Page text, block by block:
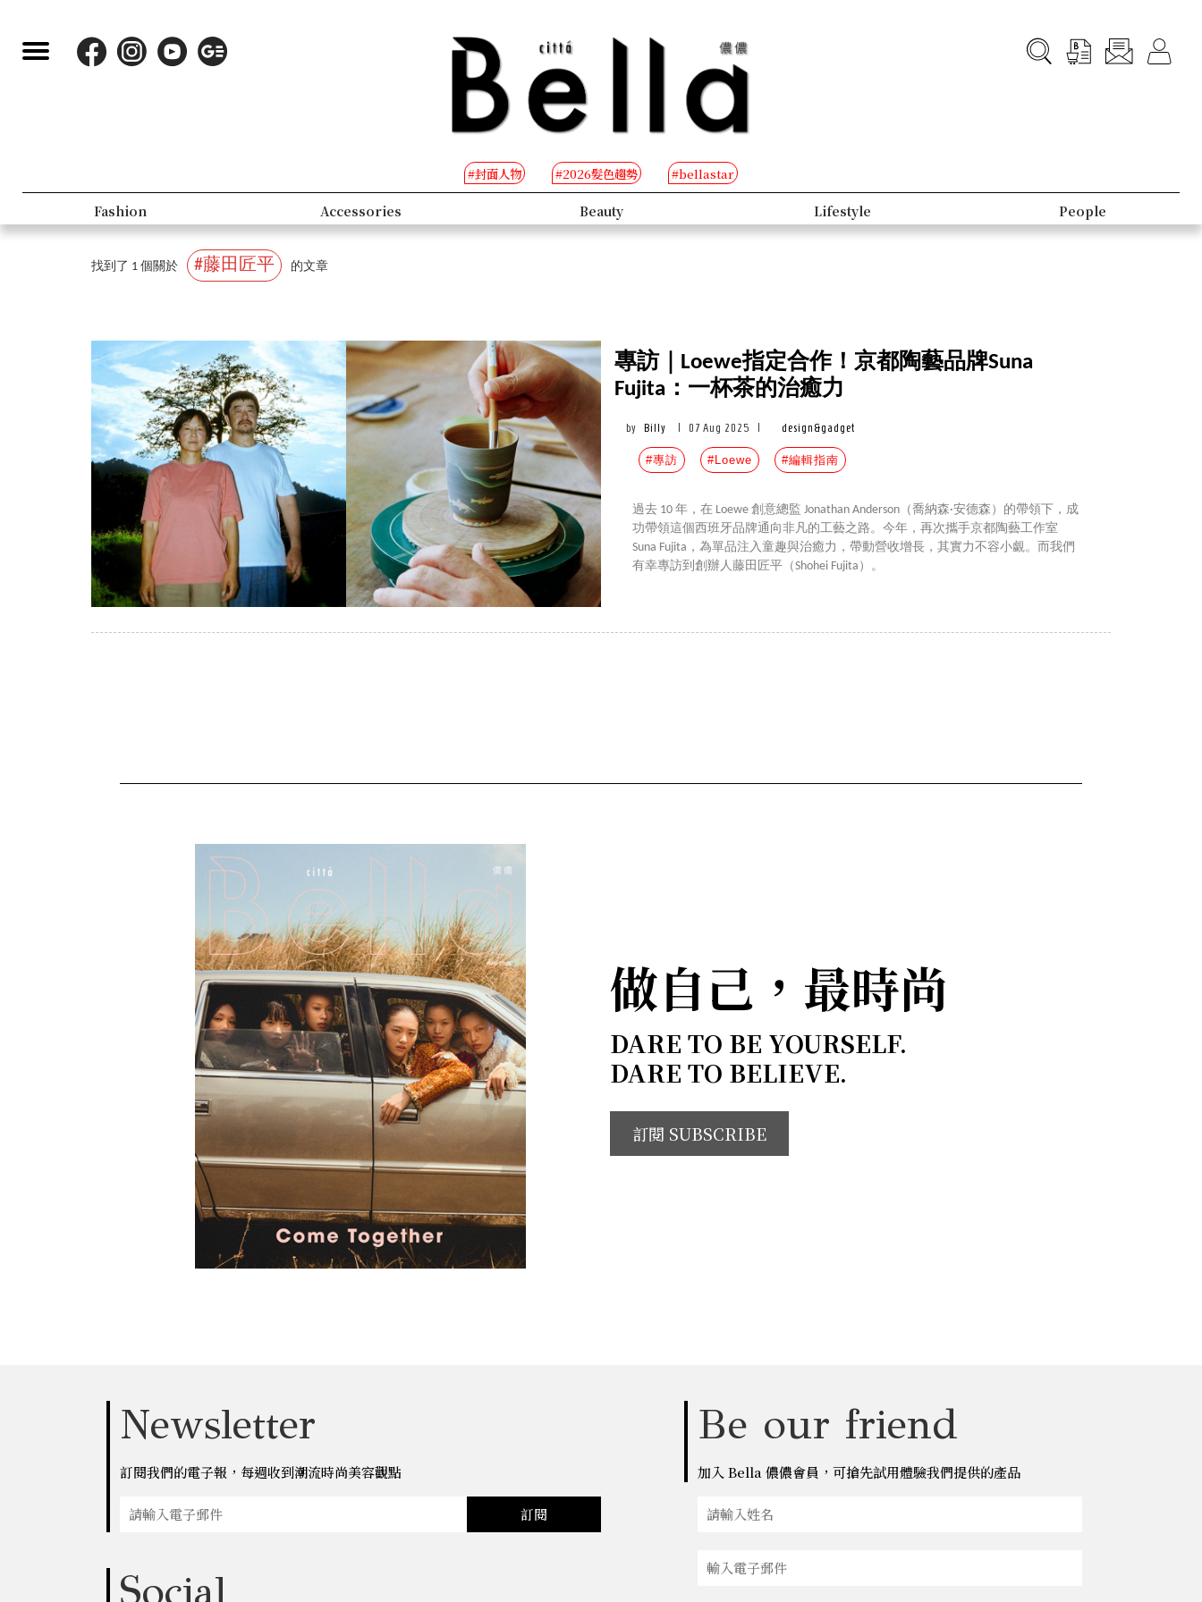
#封面人物 #2026髮色趨勢 #bellastar
找到了 1 個關於 #藤田匠平 的文章
專訪｜Loewe指定合作！京都陶藝品牌Suna
Fujita：一杯茶的治癒力
by Billy 07 Aug 2025 design&gadget
#專訪 #Loewe #編輯指南
過去 10 年，在 Loewe 創意總監 Jonathan Anderson（喬納森·安德森）的帶領下，成
功帶領這個西班牙品牌通向非凡的工藝之路。今年，再次攜手京都陶藝工作室
Suna Fujita，為單品注入童趣與治癒力，帶動營收增長，其實力不容小覷。而我們
有幸專訪到創辦人藤田匠平（Shohei Fujita）。
做自己，最時尚
DARE TO BE YOURSELF.
DARE TO BELIEVE.
訂閱 SUBSCRIBE
Newsletter
訂閱我們的電子報，每週收到潮流時尚美容觀點
訂閱
Social
Be our friend
加入 Bella 儂儂會員，可搶先試用體驗我們提供的產品